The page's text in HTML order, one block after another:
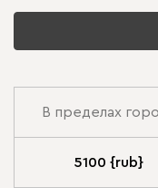
В пределах
5100 {rub}